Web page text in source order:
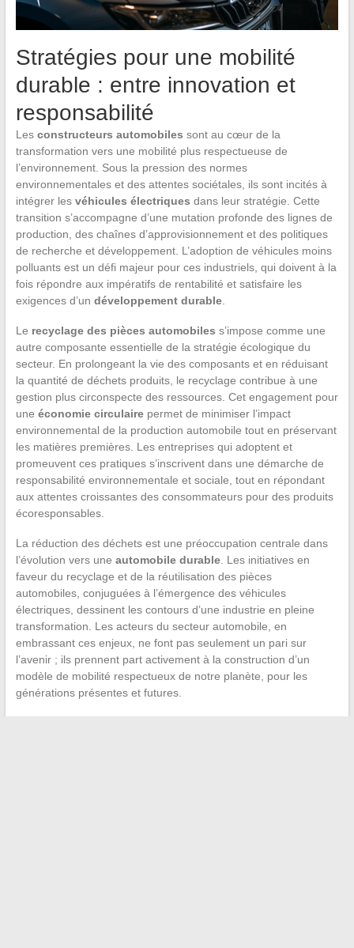
Stratégies pour une mobilité
durable : entre innovation et
responsabilité
Les constructeurs automobiles sont au cœur de la
transformation vers une mobilité plus respectueuse de
l’environnement. Sous la pression des normes
environnementales et des attentes sociétales, ils sont incités à
intégrer les véhicules électriques dans leur stratégie. Cette
transition s’accompagne d’une mutation profonde des lignes de
production, des chaînes d’approvisionnement et des politiques
de recherche et développement. L’adoption de véhicules moins
polluants est un défi majeur pour ces industriels, qui doivent à la
fois répondre aux impératifs de rentabilité et satisfaire les
exigences d’un développement durable.
Le recyclage des pièces automobiles s’impose comme une
autre composante essentielle de la stratégie écologique du
secteur. En prolongeant la vie des composants et en réduisant
la quantité de déchets produits, le recyclage contribue à une
gestion plus circonspecte des ressources. Cet engagement pour
une économie circulairepermet de minimiser l’impact
environnemental de la production automobile tout en préservant
les matières premières. Les entreprises qui adoptent et
promeuvent ces pratiques s’inscrivent dans une démarche de
responsabilité environnementale et sociale, tout en répondant
aux attentes croissantes des consommateurs pour des produits
écoresponsables.
La réduction des déchets est une préoccupation centrale dans
l’évolution vers une automobile durable. Les initiatives en
faveur du recyclage et de la réutilisation des pièces
automobiles, conjuguées à l’émergence des véhicules
électriques, dessinent les contours d’une industrie en pleine
transformation. Les acteurs du secteur automobile, en
embrassant ces enjeux, ne font pas seulement un pari sur
l’avenir ; ils prennent part activement à la construction d’un
modèle de mobilité respectueux de notre planète, pour les
générations présentes et futures.